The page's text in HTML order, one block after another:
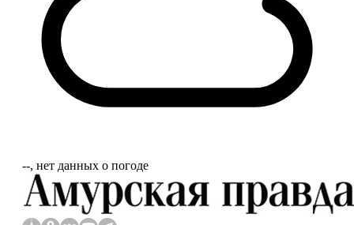
‐‐, нет данных о погоде